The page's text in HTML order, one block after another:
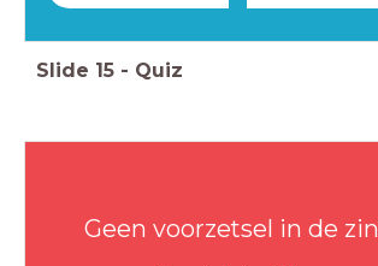
Slide 15 - Quiz
Geen voorzetsel in de